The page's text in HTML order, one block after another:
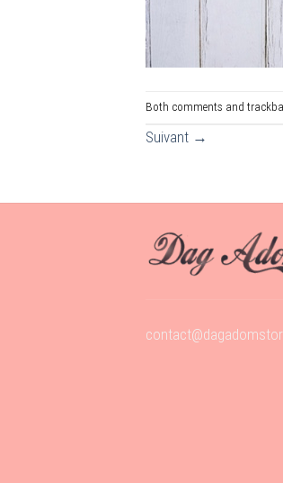
Both comments and
Suivant →